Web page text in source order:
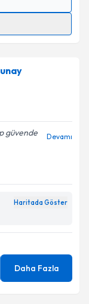
ile
belirtilen
güvende
Devamı
Haritada Göster
Daha Fazla